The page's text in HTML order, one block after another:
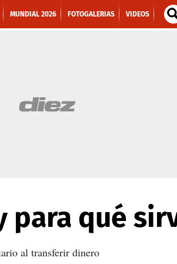
MUNDIAL 2026 FOTOGALERIAS VIDEOS
para qué
al transferir dinero